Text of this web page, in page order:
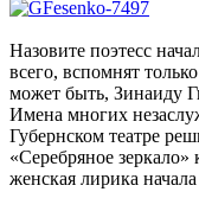
Назовите поэтесс
всего, вспомнят
может быть, Зинаиду
Имена многих
Губернском театре
«Серебряное зеркало»
женская лирика